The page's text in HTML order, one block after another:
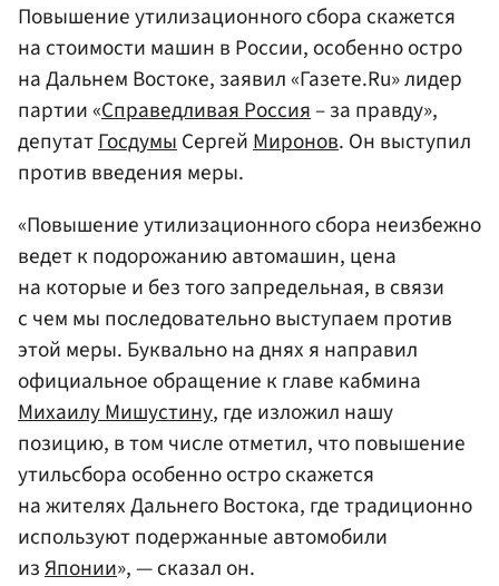
Повышение утилизационного сбора скажется
на стоимости машин в России, особенно остро
на Дальнем Востоке, заявил «Газете.Ru» лидер
партии «Справедливая Россия– за правду»,
депутатГосдумыСергейМиронов. Он выступил
против введения меры.
«Повышение утилизационного сбора неизбежно
ведет к подорожанию автомашин, цена
на которые и без того запредельная, в связи
с чем мы последовательно выступаем против
этой меры. Буквально на днях я направил
официальное обращение к главе кабмина
Михаилу Мишустину, где изложил нашу
позицию, в том числе отметил, что повышение
утильсбора особенно остро скажется
на жителях Дальнего Востока, где традиционно
используют подержанные автомобили
изЯпонии», — сказал он.